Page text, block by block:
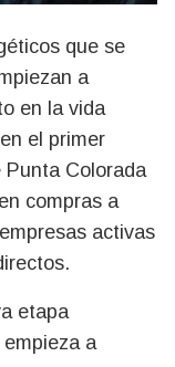
a
en la vida
el primer
Colorada
compras a
activas
etapa
a